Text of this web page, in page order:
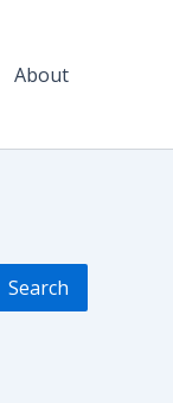
About
Search